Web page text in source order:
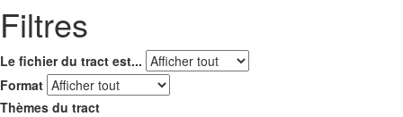
Filtres
Le fichier du tract est...
Format
Thèmes du tract